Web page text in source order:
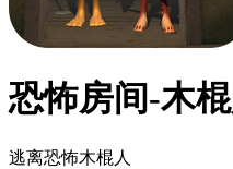
恐怖房间-木
逃离恐怖木棍人